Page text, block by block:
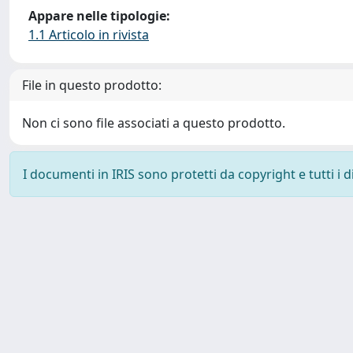
Appare nelle tipologie:
1.1 Articolo in rivista
File in questo prodotto:
Non ci sono file associati a questo prodotto.
I documenti in IRIS sono protetti da copyright e tutti i